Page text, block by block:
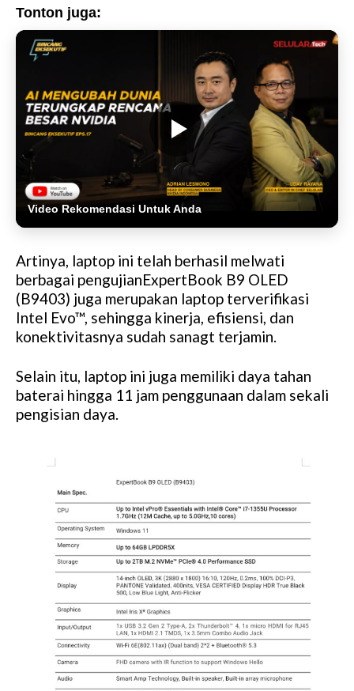
Tonton juga:
Video Rekomendasi Untuk Anda
Artinya, laptop ini telah berhasil melwati
berbagai pengujianExpertBook B9 OLED
(B9403) juga merupakan laptop terverifikasi
Intel Evo™, sehingga kinerja, efisiensi, dan
konektivitasnya sudah sanagt terjamin.
Selain itu, laptop ini juga memiliki daya tahan
baterai hingga 11 jam penggunaan dalam sekali
pengisian daya.